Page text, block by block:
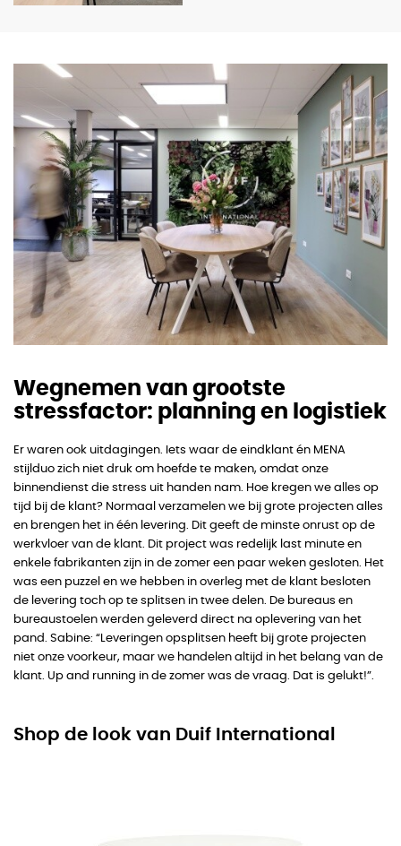
Wegnemen van grootste
stressfactor: planning en logistiek
Er waren ook uitdagingen. Iets waar de eindklant én MENA
stijlduo zich niet druk om hoefde te maken, omdat onze
binnendienst die stress uit handen nam. Hoe kregen we alles op
tijd bij de klant? Normaal verzamelen we bij grote projecten alles
en brengen het in één levering. Dit geeft de minste onrust op de
werkvloer van de klant. Dit project was redelijk last minute en
enkele fabrikanten zijn in de zomer een paar weken gesloten. Het
was een puzzel en we hebben in overleg met de klant besloten
de levering toch op te splitsen in twee delen. De bureaus en
bureaustoelen werden geleverd direct na oplevering van het
pand. Sabine: “Leveringen opsplitsen heeft bij grote projecten
niet onze voorkeur, maar we handelen altijd in het belang van de
klant. Up and running in de zomer was de vraag. Dat is gelukt!”.
Shop de look van Duif International